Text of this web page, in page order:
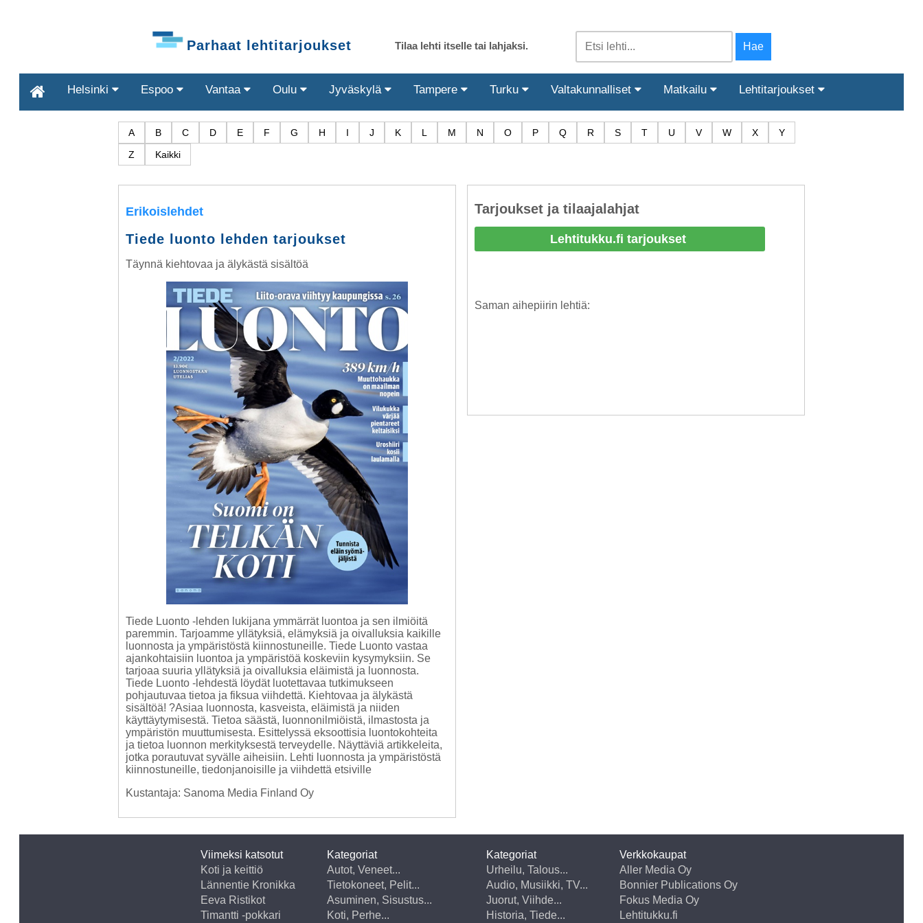
Parhaat lehtitarjoukset Tilaa lehti itselle tai lahjaksi.
Helsinki Espoo Vantaa Oulu Jyväskylä Tampere Turku Valtakunnalliset Matkailu Lehtitarjoukset
A B C D E F G H I J K L M N O P Q R S T U V W X
Y
Z
Kaikki
Erikoislehdet
Tiede luonto lehden tarjoukset
Täynnä kiehtovaa ja älykästä sisältöä
Tiede Luonto -lehden lukijana ymmärrät luontoa ja sen ilmiöitä
paremmin. Tarjoamme yllätyksiä, elämyksiä ja oivalluksia kaikille
luonnosta ja ympäristöstä kiinnostuneille. Tiede Luonto vastaa
ajankohtaisiin luontoa ja ympäristöä koskeviin kysymyksiin. Se
tarjoaa suuria yllätyksiä ja oivalluksia eläimistä ja luonnosta.
Tiede Luonto -lehdestä löydät luotettavaa tutkimukseen
pohjautuvaa tietoa ja fiksua viihdettä. Kiehtovaa ja älykästä
sisältöä! ?Asiaa luonnosta, kasveista, eläimistä ja niiden
käyttäytymisestä. Tietoa säästä, luonnonilmiöistä, ilmastosta ja
ympäristön muuttumisesta. Esittelyssä eksoottisia luontokohteita
ja tietoa luonnon merkityksestä terveydelle. Näyttäviä artikkeleita,
jotka porautuvat syvälle aiheisiin. Lehti luonnosta ja ympäristöstä
kiinnostuneille, tiedonjanoisille ja viihdettä etsiville
Kustantaja: Sanoma Media Finland Oy
Tarjoukset ja tilaajalahjat
Lehtitukku.fi tarjoukset
Saman aihepiirin lehtiä:
Viimeksi katsotut
Koti ja keittiö
Lännentie Kronikka
Eeva Ristikot
Timantti -pokkari
Kategoriat
Autot, Veneet...
Tietokoneet, Pelit...
Asuminen, Sisustus...
Koti, Perhe...
Kategoriat
Urheilu, Talous...
Audio, Musiikki, TV...
Juorut, Viihde...
Historia, Tiede...
Verkkokaupat
Aller Media Oy
Bonnier Publications Oy
Fokus Media Oy
Lehtitukku.fi